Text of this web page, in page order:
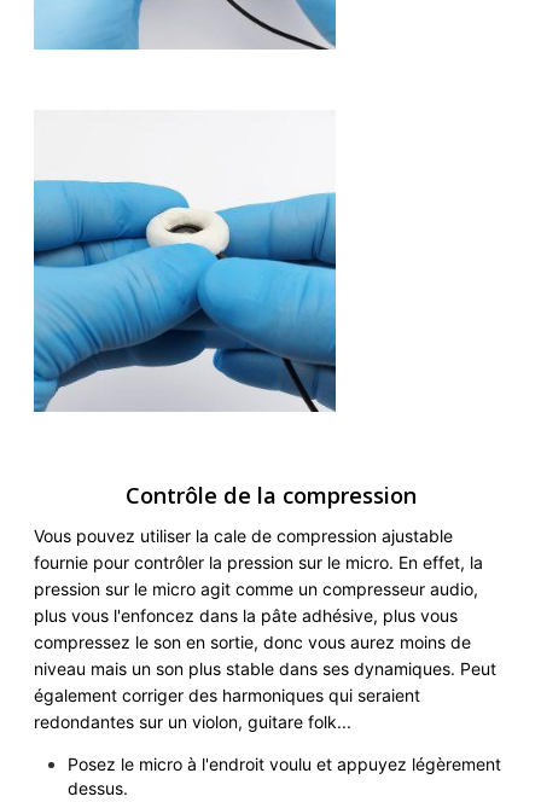
Contrôle de la compression
Vous pouvez utiliser la cale de compression ajustable
fournie pour contrôler la pression sur le micro. En effet, la
pression sur le micro agit comme un compresseur audio,
plus vous l'enfoncez dans la pâte adhésive, plus vous
compressez le son en sortie, donc vous aurez moins de
niveau mais un son plus stable dans ses dynamiques. Peut
également corriger des harmoniques qui seraient
redondantes sur un violon, guitare folk...
Posez le micro à l'endroit voulu et appuyez légèrement
dessus.